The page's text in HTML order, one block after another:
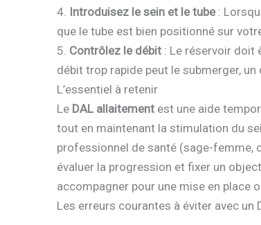
4. Introduisez le sein et le tube:
que le tube est bien positionné sur
5. Contrôlez le débit : Le réservoir doit
débit trop rapide peut le submerger,
L’essentiel à retenir
Le DAL allaitement est une aide
tout en maintenant la stimulation du
professionnel de santé (sage-femme,
évaluer la progression et fixer un
accompagner pour une mise en place
Les erreurs courantes à éviter avec un